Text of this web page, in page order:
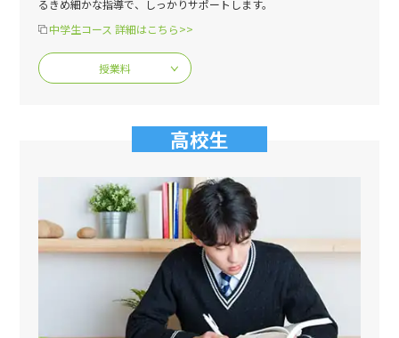
るきめ細かな指導で、しっかりサポートします。
中学生コース 詳細はこちら>>
授業料
高校生